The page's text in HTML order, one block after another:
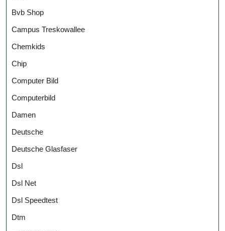
Bvb Shop
Campus Treskowallee
Chemkids
Chip
Computer Bild
Computerbild
Damen
Deutsche
Deutsche Glasfaser
Dsl
Dsl Net
Dsl Speedtest
Dtm